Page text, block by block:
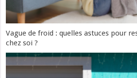
Vague de froid : quelles astuces pour
chez soi ?